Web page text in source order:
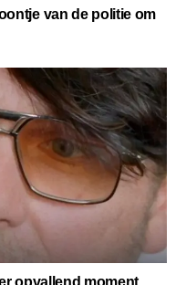
van de politie om